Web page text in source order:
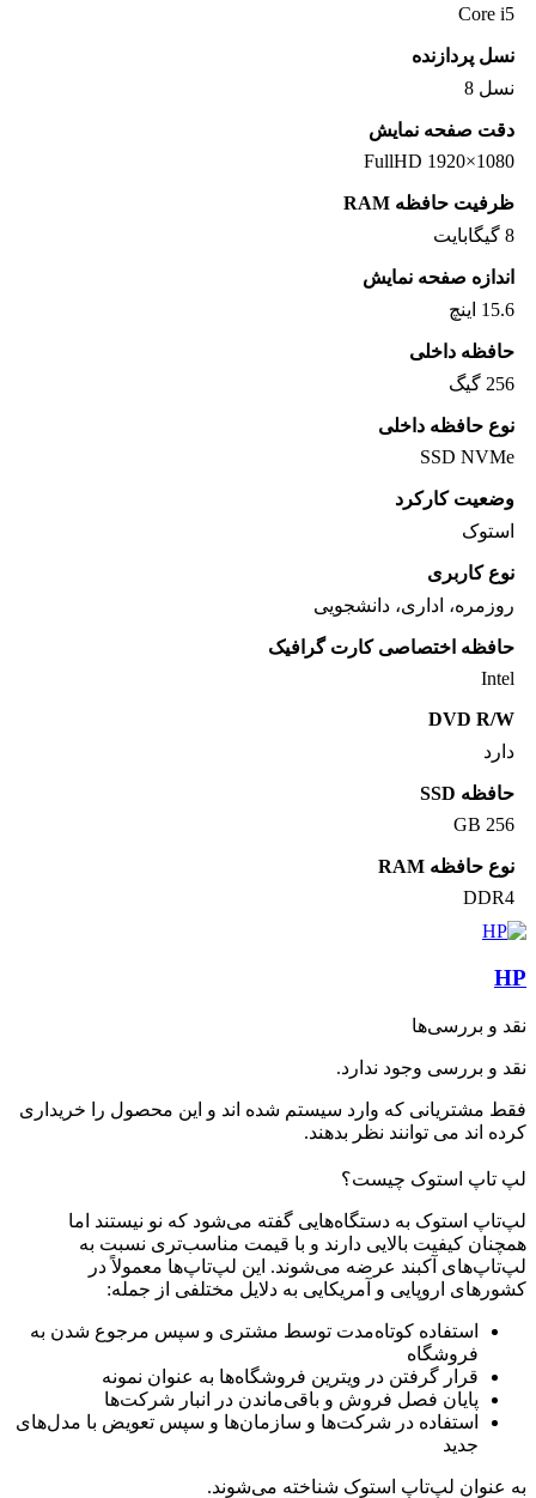
Core i5
نسل پردازنده
نسل 8
دقت صفحه نمایش
1080×1920 FullHD
ظرفیت حافظه RAM
8 گیگابایت
اندازه صفحه نمایش
15.6 اینچ
حافظه داخلی
256 گیگ
نوع حافظه داخلی
SSD NVMe
وضعیت کارکرد
استوک
نوع کاربری
روزمره، اداری، دانشجویی
حافظه اختصاصی کارت گرافیک
Intel
DVD R/W
دارد
حافظه SSD
256 GB
نوع حافظه RAM
DDR4
HP
نقد و بررسی‌ها
نقد و بررسی وجود ندارد.
فقط مشتریانی که وارد سیستم شده اند و این محصول را خریداری
کرده اند می توانند نظر بدهند.
لپ تاپ استوک چیست؟
لپ‌تاپ استوک به دستگاه‌هایی گفته می‌شود که نو نیستند اما
همچنان کیفیت بالایی دارند و با قیمت مناسب‌تری نسبت به
لپ‌تاپ‌های آکبند عرضه می‌شوند. این لپ‌تاپ‌ها معمولاً در
کشورهای اروپایی و آمریکایی به دلایل مختلفی از جمله:
استفاده کوتاه‌مدت توسط مشتری و سپس مرجوع شدن به
فروشگاه
قرار گرفتن در ویترین فروشگاه‌ها به عنوان نمونه
پایان فصل فروش و باقی‌ماندن در انبار شرکت‌ها
استفاده در شرکت‌ها و سازمان‌ها و سپس تعویض با مدل‌های
جدید
به عنوان لپ‌تاپ استوک شناخته می‌شوند.